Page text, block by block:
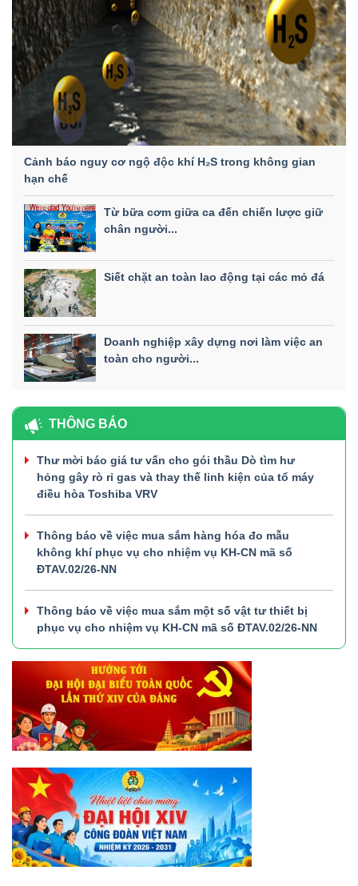
Cảnh báo nguy cơ ngộ độc khí H₂S trong không gian
hạn chế
Từ bữa cơm giữa ca đến chiến lược giữ
chân người...
Siết chặt an toàn lao động tại các mỏ đá
Doanh nghiệp xây dựng nơi làm việc an
toàn cho người...
THÔNG BÁO
Thư mời báo giá tư vấn cho gói thầu Dò tìm hư
hỏng gây rò rỉ gas và thay thế linh kiện của tổ máy
điều hòa Toshiba VRV
Thông báo về việc mua sắm hàng hóa đo mẫu
không khí phục vụ cho nhiệm vụ KH-CN mã số
ĐTAV.02/26-NN
Thông báo về việc mua sắm một số vật tư thiết bị
phục vụ cho nhiệm vụ KH-CN mã số ĐTAV.02/26-NN